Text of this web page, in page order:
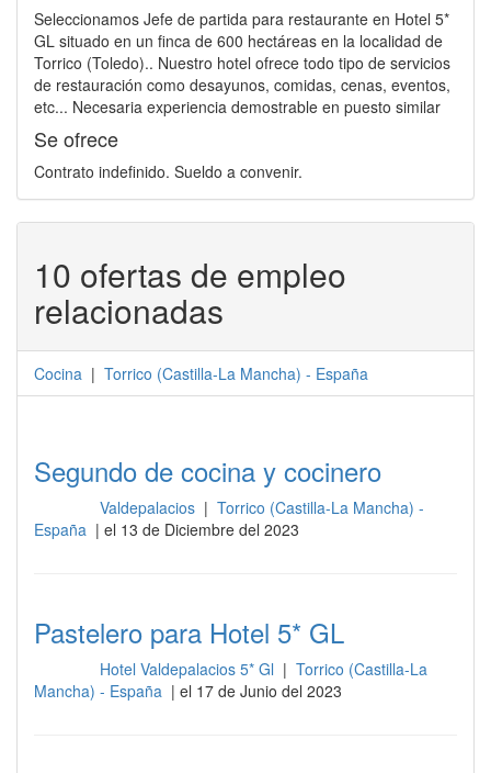
Seleccionamos Jefe de partida para restaurante en Hotel 5*
GL situado en un finca de 600 hectáreas en la localidad de
Torrico (Toledo).. Nuestro hotel ofrece todo tipo de servicios
de restauración como desayunos, comidas, cenas, eventos,
etc... Necesaria experiencia demostrable en puesto similar
Se ofrece
Contrato indefinido. Sueldo a convenir.
10 ofertas de empleo
relacionadas
Cocina | Torrico (Castilla-La Mancha) - España
Segundo de cocina y cocinero
Valdepalacios | Torrico (Castilla-La Mancha) -
España | el 13 de Diciembre del 2023
Pastelero para Hotel 5* GL
Hotel Valdepalacios 5* Gl | Torrico (Castilla-La
Mancha) - España | el 17 de Junio del 2023